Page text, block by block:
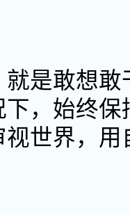
是敢想
，始终
世界，